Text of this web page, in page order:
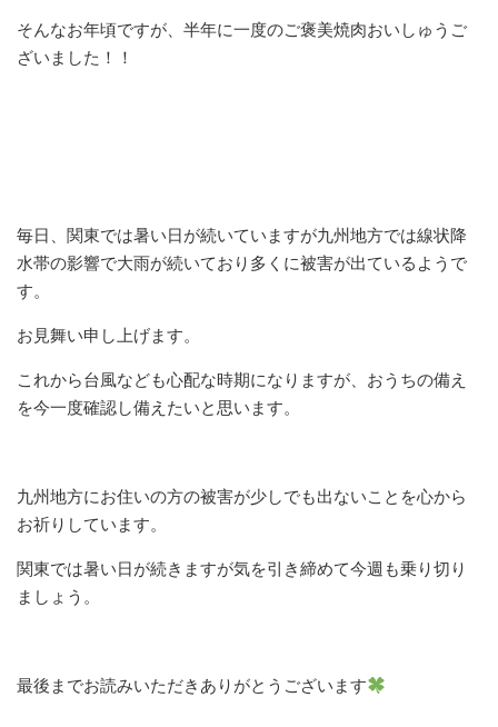
そんなお年頃ですが、半年に一度のご褒美焼肉おいしゅうご
ざいました！！
毎日、関東では暑い日が続いていますが九州地方では線状降
水帯の影響で大雨が続いており多くに被害が出ているようで
す。
お見舞い申し上げます。
これから台風なども心配な時期になりますが、おうちの備え
を今一度確認し備えたいと思います。
九州地方にお住いの方の被害が少しでも出ないことを心から
お祈りしています。
関東では暑い日が続きますが気を引き締めて今週も乗り切り
ましょう。
最後までお読みいただきありがとうございます